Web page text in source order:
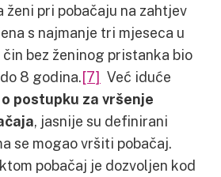
ženi pri pobačaju na zahtjev
s najmanje tri mjeseca u
bez ženinog pristanka bio
8 godina.[7] Već iduće
postupku za vršenje
, jasnije su definirani
se mogao vršiti pobačaj.
pobačaj je dozvoljen kod